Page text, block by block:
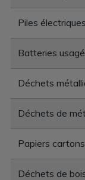
Piles
Batteries
Déchets
Déchets de
Papiers
Déchets de